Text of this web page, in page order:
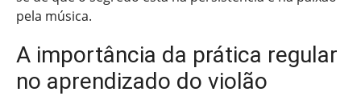
pela música.
A importância da prática regular
no aprendizado do violão